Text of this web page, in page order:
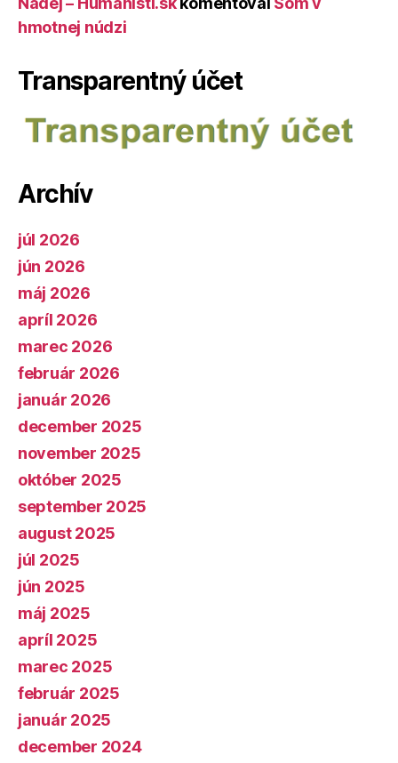
hmotnej núdzi
Transparentný účet
Archív
júl 2026
jún 2026
máj 2026
apríl 2026
marec 2026
február 2026
január 2026
december 2025
november 2025
október 2025
september 2025
august 2025
júl 2025
jún 2025
máj 2025
apríl 2025
marec 2025
február 2025
január 2025
december 2024